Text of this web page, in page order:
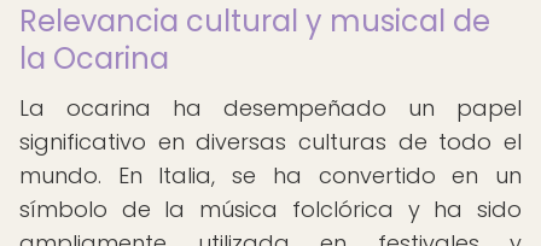
Relevancia cultural y musical de
la Ocarina
La ocarina ha desempeñado un papel
significativo en diversas culturas de todo el
mundo. En Italia, se ha convertido en un
símbolo de la música folclórica y ha sido